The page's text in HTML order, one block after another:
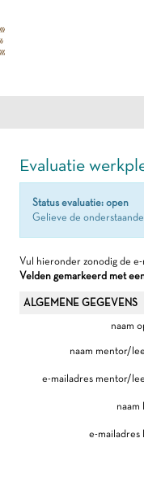
Evaluatie
Status evaluatie: open
Gelieve de
Vul hieronder zonodig de
Velden gemarkeerd met
ALGEMENE GEGEVENS
naam
naam mentor/
e-mailadres mentor/
naam
e-mailadres